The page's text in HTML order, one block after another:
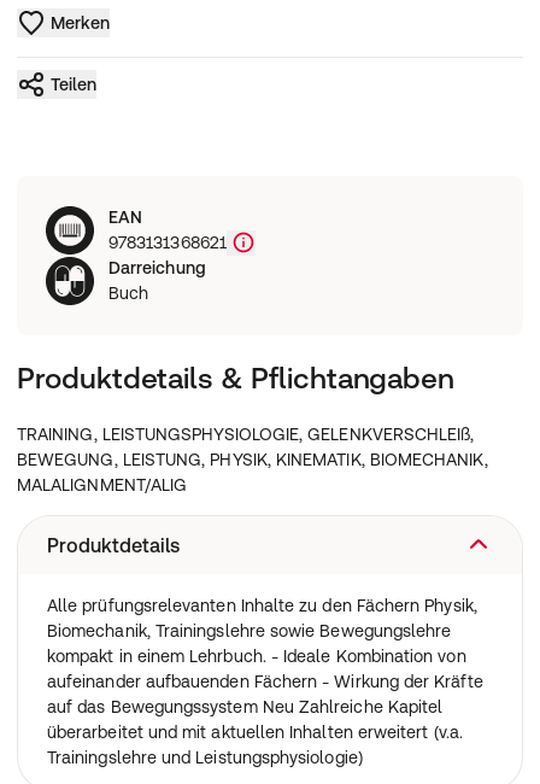
Merken
Teilen
EAN
9783131368621
Darreichung
Buch
Produktdetails & Pflichtangaben
TRAINING, LEISTUNGSPHYSIOLOGIE, GELENKVERSCHLEIß,
BEWEGUNG, LEISTUNG, PHYSIK, KINEMATIK, BIOMECHANIK,
MALALIGNMENT/ALIG
Produktdetails
Alle prüfungsrelevanten Inhalte zu den Fächern Physik,
Biomechanik, Trainingslehre sowie Bewegungslehre
kompakt in einem Lehrbuch. - Ideale Kombination von
aufeinander aufbauenden Fächern - Wirkung der Kräfte
auf das Bewegungssystem Neu Zahlreiche Kapitel
überarbeitet und mit aktuellen Inhalten erweitert (v.a.
Trainingslehre und Leistungsphysiologie)